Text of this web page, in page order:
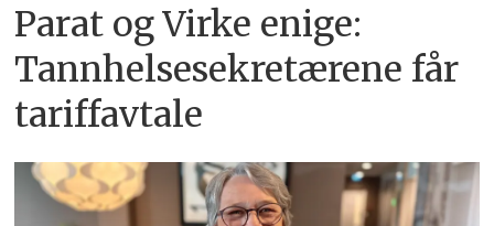
Parat og Virke enige:
Tannhelsesekretærene får
tariffavtale